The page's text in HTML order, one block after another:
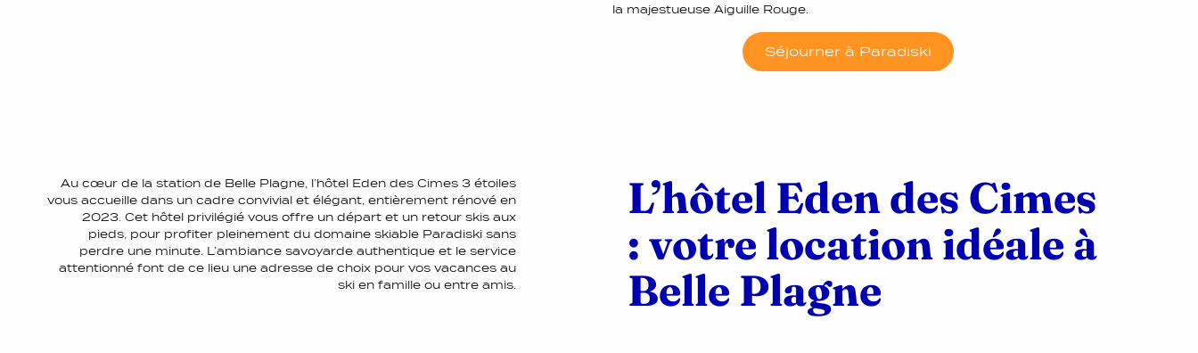
la majestueuse Aiguille Rouge.
Séjourner à Paradiski
L’hôtel Eden des Cimes
: votre location idéale à
Belle Plagne
Au cœur de la station de Belle Plagne, l’hôtel Eden des Cimes 3 étoiles
vous accueille dans un cadre convivial et élégant, entièrement rénové en
2023. Cet hôtel privilégié vous offre un départ et un retour skis aux
pieds, pour profiter pleinement du domaine skiable Paradiski sans
perdre une minute. L’ambiance savoyarde authentique et le service
attentionné font de ce lieu une adresse de choix pour vos vacances au
ski en famille ou entre amis.